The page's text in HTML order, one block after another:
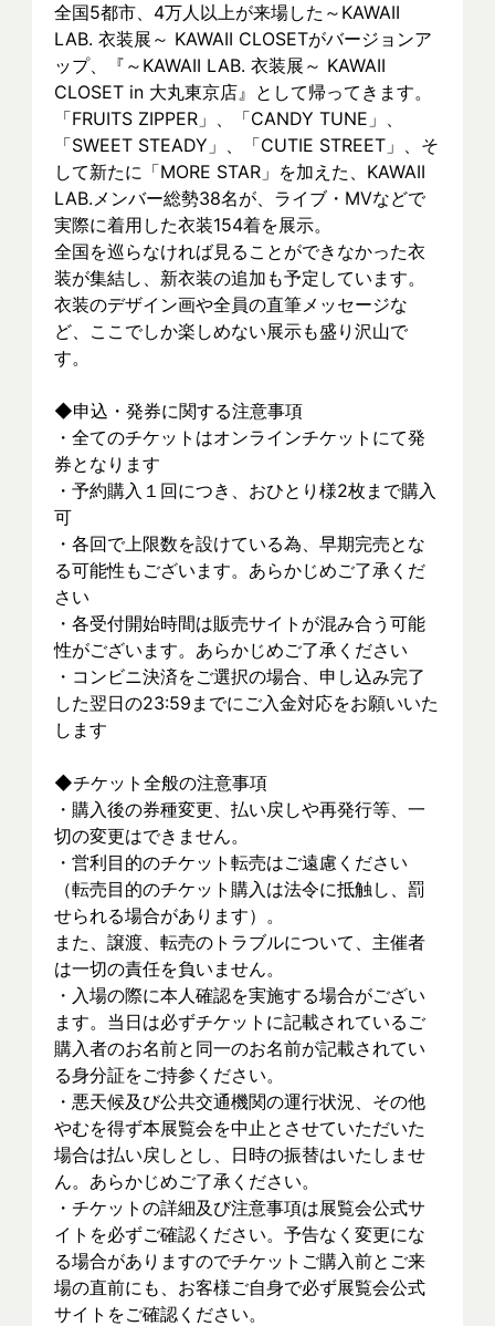
全国5都市、4万⼈以上が来場した～KAWAII
LAB. 衣装展～ KAWAII CLOSETがバージョンア
ップ、『～KAWAII LAB. 衣装展～ KAWAII
CLOSET in 大丸東京店』として帰ってきます。
「FRUITS ZIPPER」、「CANDY TUNE」、
「SWEET STEADY」、「CUTIE STREET」、そ
して新たに「MORE STAR」を加えた、KAWAII
LAB.メンバー総勢38名が、ライブ・MVなどで
実際に着⽤した衣装154着を展示。
全国を巡らなければ見ることができなかった衣
装が集結し、新⾐装の追加も予定しています。
衣装のデザイン画や全員の直筆メッセージな
ど、ここでしか楽しめない展示も盛り沢山で
す。
◆申込・発券に関する注意事項
・全てのチケットはオンラインチケットにて発
券となります
・予約購入１回につき、おひとり様2枚まで購入
可
・各回で上限数を設けている為、早期完売とな
る可能性もございます。あらかじめご了承くだ
さい
・各受付開始時間は販売サイトが混み合う可能
性がございます。あらかじめご了承ください
・コンビニ決済をご選択の場合、申し込み完了
した翌日の23:59までにご入金対応をお願いいた
します
◆チケット全般の注意事項
・購入後の券種変更、払い戻しや再発行等、一
切の変更はできません。
・営利目的のチケット転売はご遠慮ください
（転売目的のチケット購入は法令に抵触し、罰
せられる場合があります）。
また、譲渡、転売のトラブルについて、主催者
は一切の責任を負いません。
・入場の際に本人確認を実施する場合がござい
ます。当日は必ずチケットに記載されているご
購入者のお名前と同一のお名前が記載されてい
る身分証をご持参ください。
・悪天候及び公共交通機関の運行状況、その他
やむを得ず本展覧会を中止とさせていただいた
場合は払い戻しとし、日時の振替はいたしませ
ん。あらかじめご了承ください。
・チケットの詳細及び注意事項は展覧会公式サ
イトを必ずご確認ください。予告なく変更にな
る場合がありますのでチケットご購入前とご来
場の直前にも、お客様ご自身で必ず展覧会公式
サイトをご確認ください。